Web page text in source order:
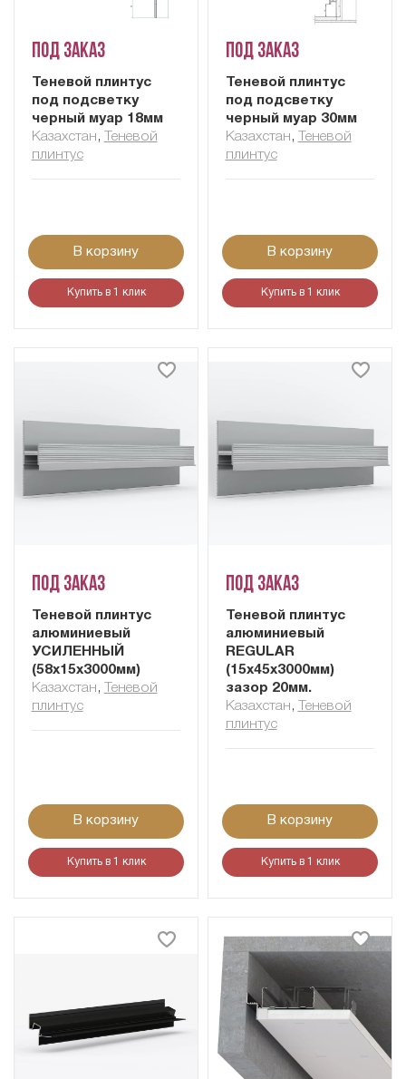
Под заказ
Теневой плинтус
под подсветку
черный муар 18мм
Казахстан ,
Теневой
плинтус
В корзину
Купить в 1 клик
Под заказ
Теневой плинтус
под подсветку
черный муар 30мм
Казахстан ,
Теневой
плинтус
В корзину
Купить в 1 клик
Под заказ
Теневой плинтус
алюминиевый
УСИЛЕННЫЙ
(58х15х3000мм)
Казахстан ,
Теневой
плинтус
В корзину
Купить в 1 клик
Под заказ
Теневой плинтус
алюминиевый
REGULAR
(15х45х3000мм)
зазор 20мм.
Казахстан ,
Теневой
плинтус
В корзину
Купить в 1 клик